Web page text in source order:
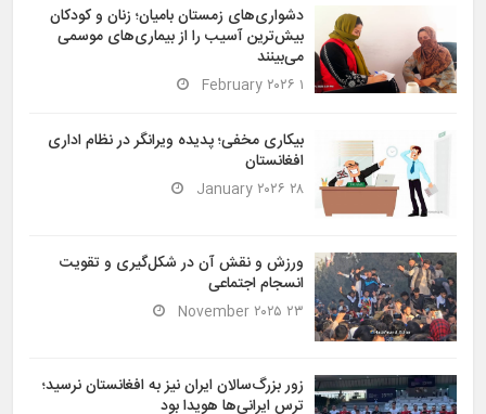
دشواری‌های زمستان بامیان؛ زنان و کودکان
بیش‌ترین آسیب را از بیماری‌های موسمی
می‌بینند
۱ February ۲۰۲۶
بیکاری مخفی؛ پدیده ویرانگر در نظام اداری
افغانستان
۲۸ January ۲۰۲۶
ورزش و نقش آن در شکل‌گیری و تقویت
انسجام اجتماعی
۲۳ November ۲۰۲۵
زور بزرگ‌سالان ایران نیز به افغانستان نرسید؛
ترس ایرانی‌ها هویدا بود